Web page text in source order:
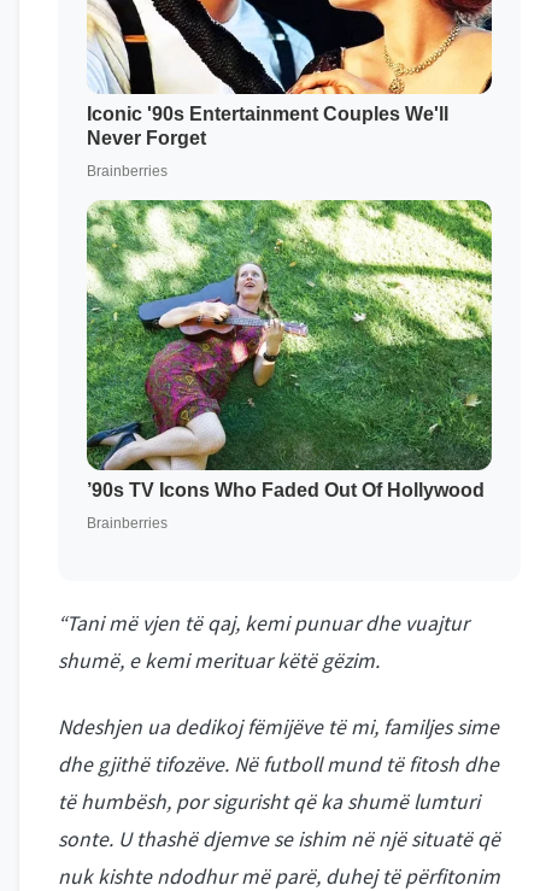
“Tani më vjen të qaj, kemi punuar dhe vuajtur
shumë, e kemi merituar këtë gëzim.
Ndeshjen ua dedikoj fëmijëve të mi, familjes sime
dhe gjithë tifozëve. Në futboll mund të fitosh dhe
të humbësh, por sigurisht që ka shumë lumturi
sonte. U thashë djemve se ishim në një situatë që
nuk kishte ndodhur më parë, duhej të përfitonim